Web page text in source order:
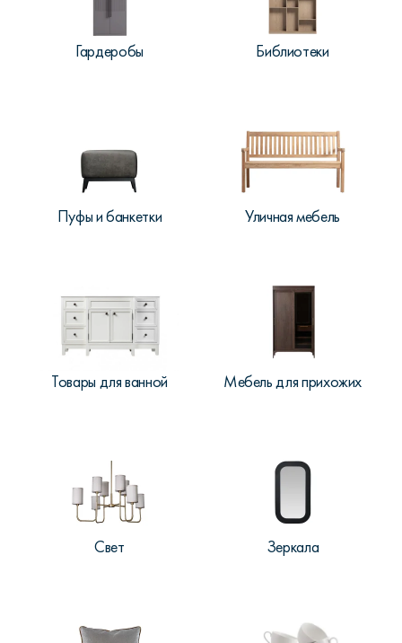
Гардеробы Библиотеки
Пуфы и банкетки Уличная мебель
Товары для ванной Мебель для прихожих
Свет Зеркала